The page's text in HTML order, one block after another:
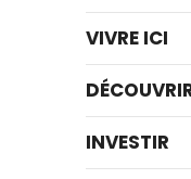
VIVRE ICI
INVESTIR